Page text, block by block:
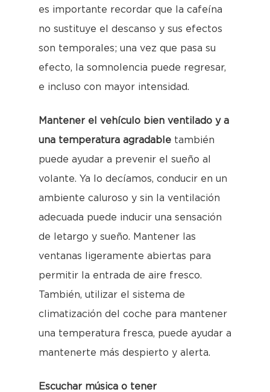
es importante recordar que la cafeína
no sustituye el descanso y sus efectos
son temporales; una vez que pasa su
efecto, la somnolencia puede regresar,
e incluso con mayor intensidad.
Mantener el vehículo bien ventilado y a
una temperatura agradable también
puede ayudar a prevenir el sueño al
volante. Ya lo decíamos, conducir en un
ambiente caluroso y sin la ventilación
adecuada puede inducir una sensación
de letargo y sueño. Mantener las
ventanas ligeramente abiertas para
permitir la entrada de aire fresco.
También, utilizar el sistema de
climatización del coche para mantener
una temperatura fresca, puede ayudar a
mantenerte más despierto y alerta.
Escuchar música o tener